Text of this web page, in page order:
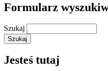
Formularz
Szukaj
Jesteś tutaj